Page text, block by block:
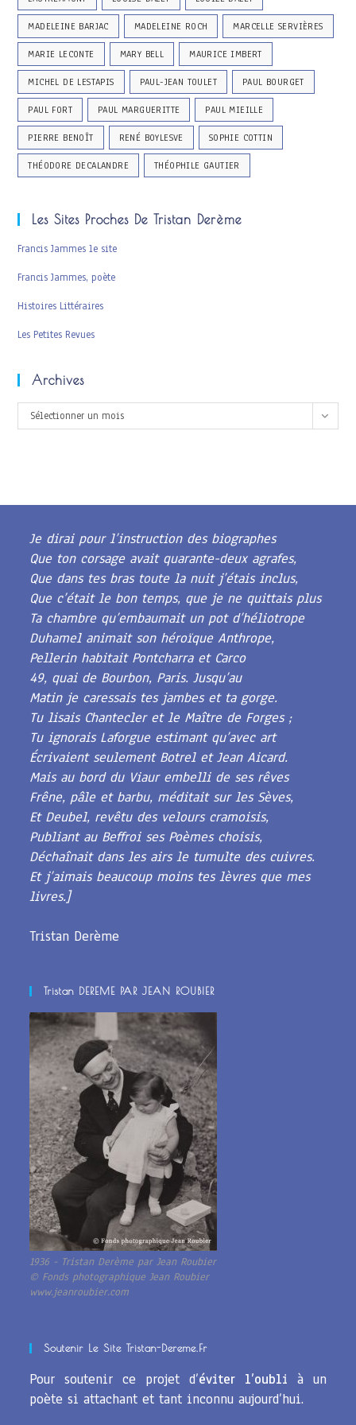
MADELEINE BARJAC MADELEINE ROCH MARCELLE SERVIÈRES
MARIE LECONTE MARY BELL MAURICE IMBERT
MICHEL DE LESTAPIS PAUL-JEAN TOULET PAUL BOURGET
PAUL FORT PAUL MARGUERITTE PAUL MIEILLE
PIERRE BENOÎT RENÉ BOYLESVE SOPHIE COTTIN
THÉODORE DECALANDRE THÉOPHILE GAUTIER
Les Sites Proches De Tristan Derème
Francis Jammes le site
Francis Jammes, poète
Histoires Littéraires
Les Petites Revues
Archives
Archives
Sélectionner un mois
Je dirai pour l’instruction des biographes
Que ton corsage avait quarante-deux agrafes,
Que dans tes bras toute la nuit j’étais inclus,
Que c’était le bon temps, que je ne quittais plus
Ta chambre qu’embaumait un pot d’héliotrope
Duhamel animait son héroïque Anthrope,
Pellerin habitait Pontcharra et Carco
49, quai de Bourbon, Paris. Jusqu’au
Matin je caressais tes jambes et ta gorge.
Tu lisais Chantecler et le Maître de Forges ;
Tu ignorais Laforgue estimant qu’avec art
Écrivaient seulement Botrel et Jean Aicard.
Mais au bord du Viaur embelli de ses rêves
Frêne, pâle et barbu, méditait sur les Sèves,
Et Deubel, revêtu des velours cramoisis,
Publiant au Beffroi ses Poèmes choisis,
Déchaînait dans les airs le tumulte des cuivres.
Et j’aimais beaucoup moins tes lèvres que mes
livres.]
Tristan Derème
Tristan DEREME PAR JEAN ROUBIER
1936 - Tristan Derème par Jean Roubier
© Fonds photographique Jean Roubier
www.jeanroubier.com
Soutenir Le Site Tristan-Dereme.fr
Pour soutenir ce projet d’éviter l’oubli à un
poète si attachant et tant inconnu aujourd’hui.